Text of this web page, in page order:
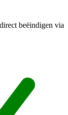
beëindigen via